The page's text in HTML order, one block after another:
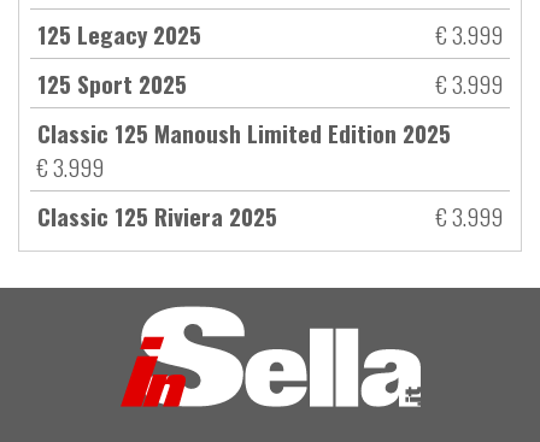
125 Legacy 2025
€ 3.999
125 Sport 2025
€ 3.999
Classic 125 Manoush Limited Edition 2025
€ 3.999
Classic 125 Riviera 2025
€ 3.999